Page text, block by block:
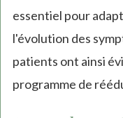
essentiel pour
l'évolution des
patients ont ainsi
programme de